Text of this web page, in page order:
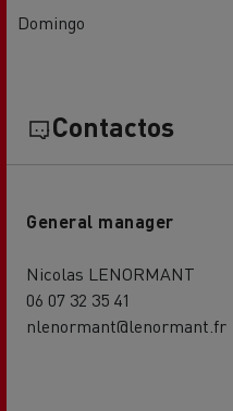
Domingo
Contactos
General manager
Nicolas LENORMANT
06 07 32 35 41
nlenormant@lenormant.fr